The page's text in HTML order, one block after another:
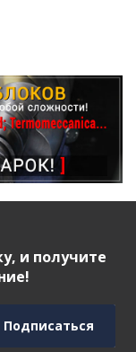
и получите